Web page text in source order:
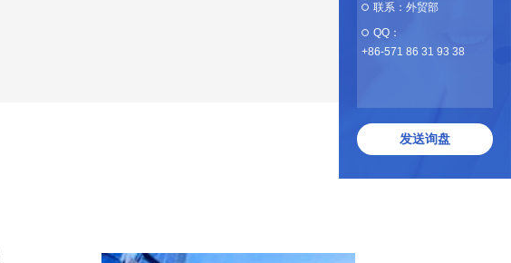
联系：外贸部
QQ：
+86-571 86 31 93 38
发送询盘